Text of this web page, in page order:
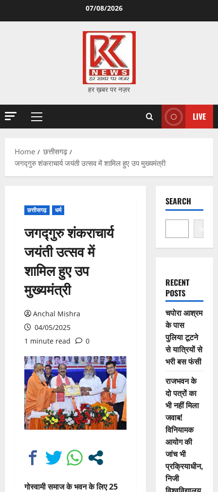
07/08/2026
हर ख़बर पर नज़र
Primary
LIVE
Home
छत्तीसगढ़
जगद्गुरु शंकराचार्य जयंती उत्सव में शामिल हुए उप मुख्यमंत्री
छत्तीसगढ़ धर्म
जगद्गुरु शंकराचार्य
जयंती उत्सव में
शामिल हुए उप
मुख्यमंत्री
Anchal Mishra
04/05/2025
1 minute read
0
गोस्वामी समाज के भवन के लिए 25
SEARCH
Search
RECENT
POSTS
चपोरा आश्रम
के पास
पुलिया टूटने
से यात्रियों से
भरी बस फंसी
राजभवन के
दो पत्रों का
भी नहीं मिला
जवाब!
विनियामक
आयोग की
जांच भी
प्रक्रियाधीन,
निजी